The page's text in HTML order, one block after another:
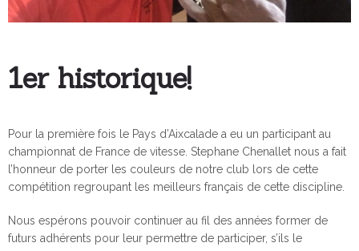
1er historique!
Pour la première fois le Pays d’Aixcalade a eu un participant au
championnat de France de vitesse. Stephane Chenallet nous a fait
l’honneur de porter les couleurs de notre club lors de cette
compétition regroupant les meilleurs français de cette discipline.
Nous espérons pouvoir continuer au fil des années former de
futurs adhérents pour leur permettre de participer, s’ils le